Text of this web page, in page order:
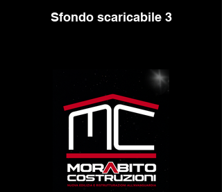
Sfondo scaricabile 3